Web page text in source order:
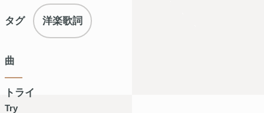
タグ 洋楽歌詞
曲
トライ
Try